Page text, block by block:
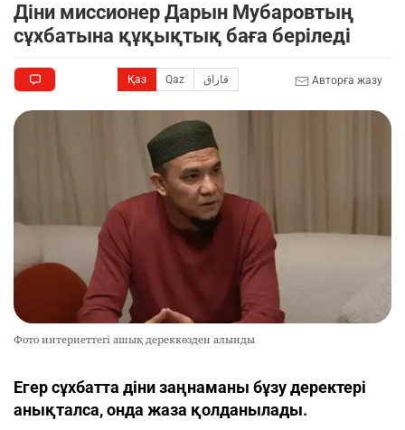
Діни миссионер Дарын Мубаровтың
сұхбатына құқықтық баға беріледі
Қаз Qaz قازاق Авторға жазу
Фото интернеттегі ашық дереккөзден алынды
Егер сұхбатта діни заңнаманы бұзу деректері
анықталса, онда жаза қолданылады.